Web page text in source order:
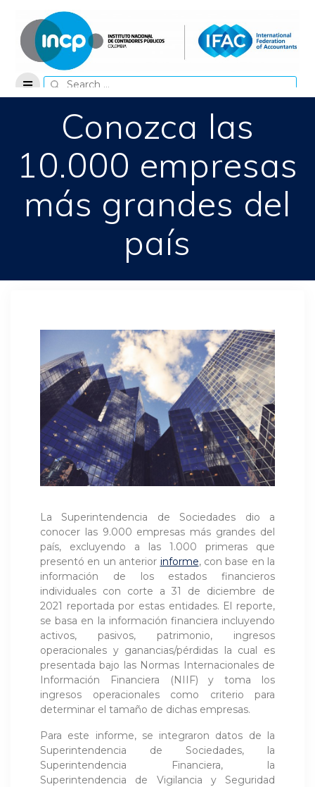
content
Search
for:
Conozca las
10.000 empresas
más grandes del
país
La Superintendencia de Sociedades dio a
conocer las 9.000 empresas más grandes del
país, excluyendo a las 1.000 primeras que
presentó en un anterior informe, con base en la
información de los estados financieros
individuales con corte a 31 de diciembre de
2021 reportada por estas entidades. El reporte,
se basa en la información financiera incluyendo
activos, pasivos, patrimonio, ingresos
operacionales y ganancias/pérdidas la cual es
presentada bajo las Normas Internacionales de
Información Financiera (NIIF) y toma los
ingresos operacionales como criterio para
determinar el tamaño de dichas empresas.
Para este informe, se integraron datos de la
Superintendencia de Sociedades, la
Superintendencia Financiera, la
Superintendencia de Vigilancia y Seguridad